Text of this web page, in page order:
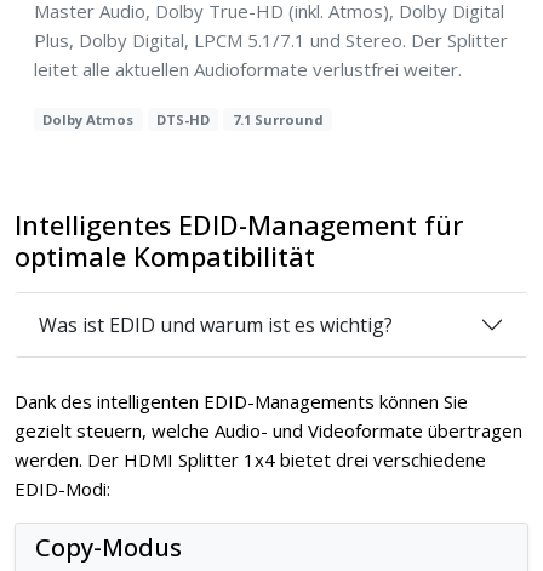
Master Audio, Dolby True-HD (inkl. Atmos), Dolby Digital
Plus, Dolby Digital, LPCM 5.1/7.1 und Stereo. Der Splitter
leitet alle aktuellen Audioformate verlustfrei weiter.
Dolby Atmos DTS-HD 7.1 Surround
Intelligentes EDID-Management für
optimale Kompatibilität
Was ist EDID und warum ist es wichtig?
Dank des intelligenten EDID-Managements können Sie
gezielt steuern, welche Audio- und Videoformate übertragen
werden. Der HDMI Splitter 1x4 bietet drei verschiedene
EDID-Modi:
Copy-Modus